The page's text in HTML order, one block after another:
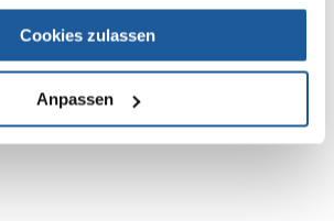
Cookies zulassen
Anpassen
(18%), Lammmehl, Erbsen, Kichererbsen,
Wildschwein (4%), Seefischmehl,
Heidelbeeren, Himbeeren, Yucca-schidigera-